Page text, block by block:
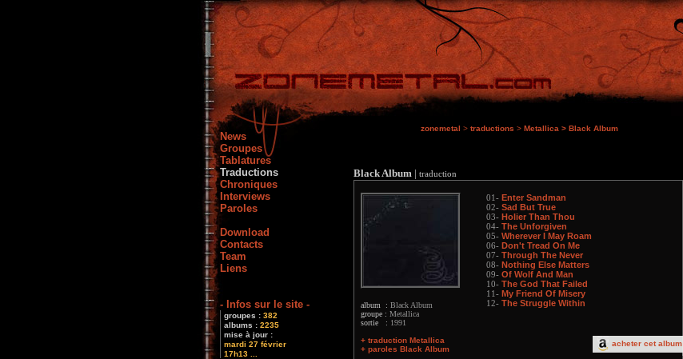
News
Groupes
Tablatures
Traductions
Chroniques
Interviews
Paroles
Download
Contacts
Team
Liens
- Infos sur le site -
groupes : 382
albums : 2235
mise à jour :
mardi 27 février
17h13 ...
zonemetal > traductions > Metallica > Black Album
Black Album | traduction
acheter cet album
album : Black Album
groupe : Metallica
sortie : 1991
+ traduction Metallica
+ paroles Black Album
01- Enter Sandman
02- Sad But True
03- Holier Than Thou
04- The Unforgiven
05- Wherever I May Roam
06- Don't Tread On Me
07- Through The Never
08- Nothing Else Matters
09- Of Wolf And Man
10- The God That Failed
11- My Friend Of Misery
12- The Struggle Within